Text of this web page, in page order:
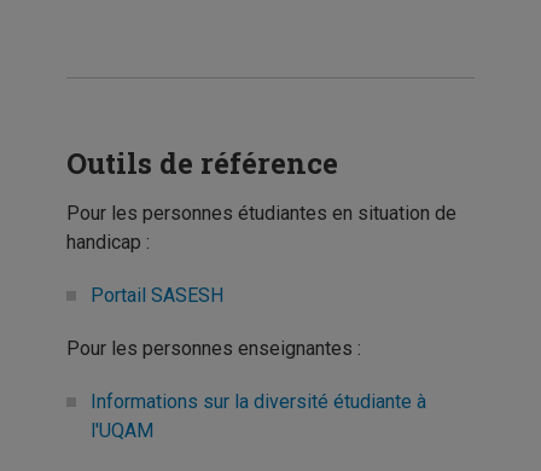
Outils de référence
Pour les personnes étudiantes en situation de
handicap :
Portail SASESH
Pour les personnes enseignantes :
Informations sur la diversité étudiante à
l'UQAM